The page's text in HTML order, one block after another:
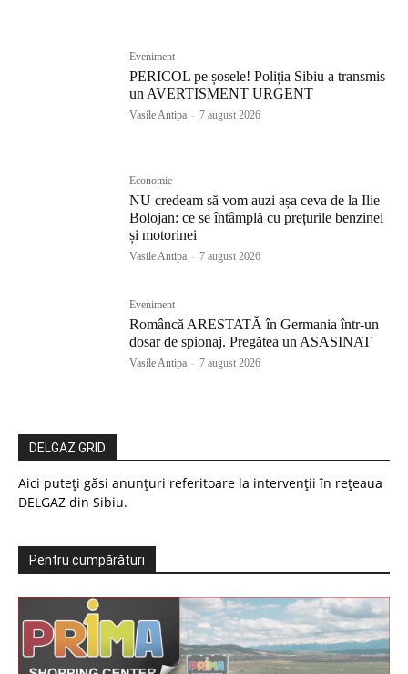
Eveniment
PERICOL pe șosele! Poliția Sibiu a transmis
un AVERTISMENT URGENT
Vasile Antipa - 7 august 2026
Economie
NU credeam să vom auzi așa ceva de la Ilie
Bolojan: ce se întâmplă cu prețurile benzinei
și motorinei
Vasile Antipa - 7 august 2026
Eveniment
Româncă ARESTATĂ în Germania într-un
dosar de spionaj. Pregătea un ASASINAT
Vasile Antipa - 7 august 2026
DELGAZ GRID
Aici puteți găsi anunțuri referitoare la intervenții în rețeaua
DELGAZ din Sibiu.
Pentru cumpărături